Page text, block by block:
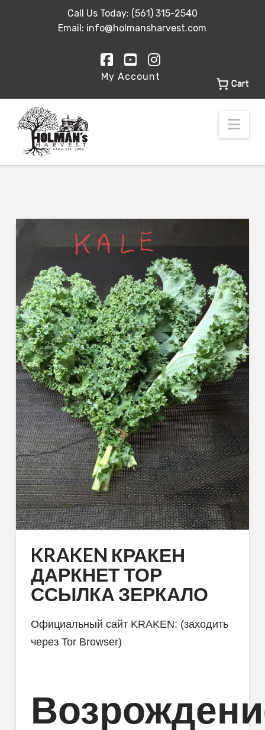
Call Us Today: (561) 315-2540
Email: info@holmansharvest.com
Facebook
YouTubeInstagram
Cart
My Account
KRAKEN КРАКЕН
ДАРКНЕТ ТОР
ССЫЛКА ЗЕРКАЛО
Официальный сайт KRAKEN: (заходить
через Tor Browser)